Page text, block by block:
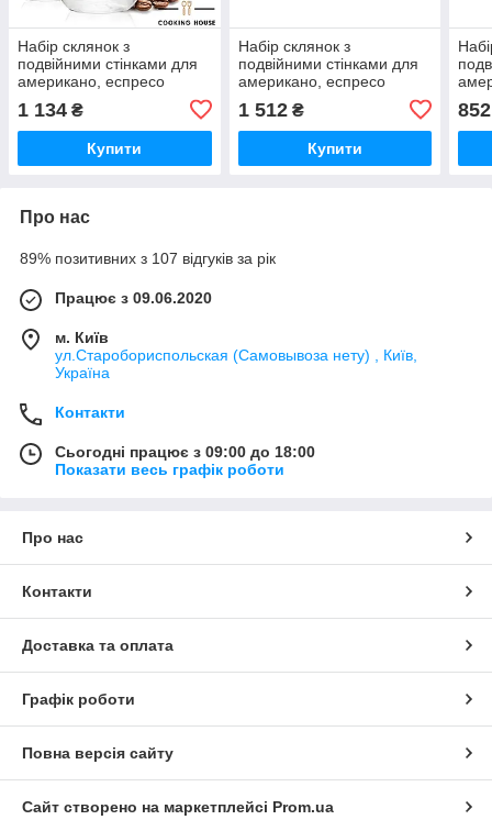
Набір склянок з
подвійними стінками для
американо, еспресо
buuba 6шт, склянка з
подвійним дном
1 134 ₴
Купити
Набір склянок з
подвійними стінками для
американо, еспресо
buuba 8шт, склянка з
подвійним дном
1 512₴
Купити
852
Про нас
89% позитивних з 107 відгуків за рік
Працює з 09.06.2020
м. Київ
ул.Старобориспольская (Самовывоза нету) , Київ,
Україна
Контакти
Сьогодні працює з 09:00 до 18:00
Показати весь графік роботи
Про нас
Контакти
Доставка та оплата
Графік роботи
Повна версія сайту
Сайт створено на маркетплейсі Prom.ua